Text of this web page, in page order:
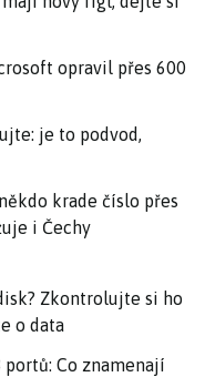
opravil přes 600
je to podvod,
krade číslo přes
i Čechy
Zkontrolujte si ho
o data
Co znamenají